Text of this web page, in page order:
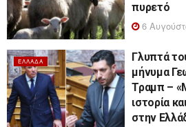
πυρετό
6
ΕΛΛΆΔΑ
Γλυπτά
μήνυμα
Τραμπ –
ιστορία
στην